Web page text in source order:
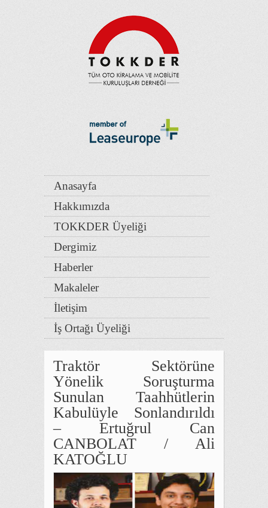
Anasayfa
Hakkımızda
TOKKDER Üyeliği
Dergimiz
Haberler
Makaleler
İletişim
İş Ortağı Üyeliği
Traktör Sektörüne
Yönelik Soruşturma
Sunulan Taahhütlerin
Kabulüyle Sonlandırıldı
– Ertuğrul Can
CANBOLAT / Ali
KATOĞLU